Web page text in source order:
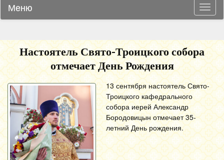
Меню
Настоятель Свято-Троицкого собора
отмечает День Рождения
13 сентября настоятель Свято-
Троицкого кафедрального
собора иерей Александр
Бородовицын отмечает 35-
летний День рождения.